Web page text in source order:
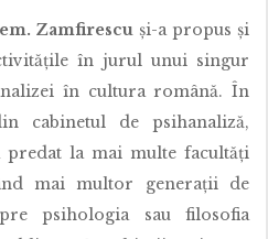
Zamfirescu și­-a propus și
în jurul unui singur
în cultura română. În
cabinetul de psihanaliză,
predat la mai multe facultăți
mai multor generații de
psihologia sau filosofia